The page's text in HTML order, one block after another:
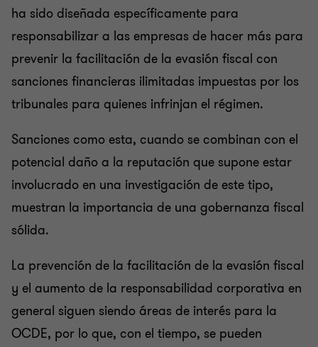
ha sido diseñada específicamente para
responsabilizar a las empresas de hacer más para
prevenir la facilitación de la evasión fiscal con
sanciones financieras ilimitadas impuestas por los
tribunales para quienes infrinjan el régimen.
Sanciones como esta, cuando se combinan con el
potencial daño a la reputación que supone estar
involucrado en una investigación de este tipo,
muestran la importancia de una gobernanza fiscal
sólida.
La prevención de la facilitación de la evasión fiscal
y el aumento de la responsabilidad corporativa en
general siguen siendo áreas de interés para la
OCDE, por lo que, con el tiempo, se pueden